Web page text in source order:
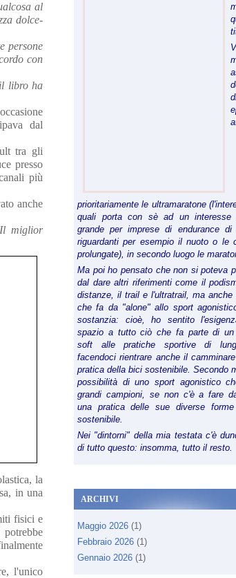
al
dolce-
persone
con
libro ha
dal
tra gli
presso
più
anche
Il miglior
la
in una
fisici e
l'unico
prioritariamente le ultramaratone
quali porta con sè ad un interesse
grande per imprese di endurance di
riguardanti per esempio il nuoto o le
prolungate), in secondo luogo le
Ma poi ho pensato che non si poteva
dal dare altri riferimenti come il
distanze, il trail e l'ultratrail, ma
che fa da "alone" allo sport
sostanzia: cioè, ho sentito
spazio a tutto ciò che fa parte di un
soft alle pratiche sportive di
facendoci rientrare anche il
pratica della bici sostenibile. Secondo
possibilità di uno sport agonistico
grandi campioni, se non c'è a fare
una pratica delle sue diverse
sostenibile.
Nei "dintorni" della mia testata c'è
di tutto questo: insomma, tutto il resto.
ARCHIVI
Maggio 2026 (1)
Febbraio 2026 (1)
Gennaio 2026 (1)